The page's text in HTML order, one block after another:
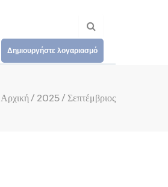
Δημιουργήστε λογαριασμό
Αρχική/ 2025/ Σεπτέμβριος